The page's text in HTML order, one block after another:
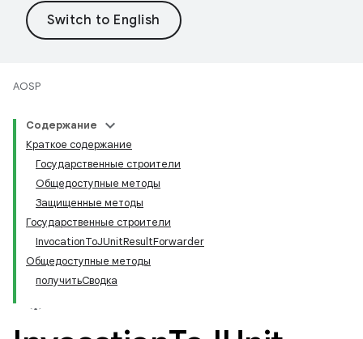
AOSP
Содержание
Краткое содержание
Государственные строители
Общедоступные методы
Защищенные методы
Государственные строители
InvocationToJUnitResultForwarder
Общедоступные методы
получитьСводка